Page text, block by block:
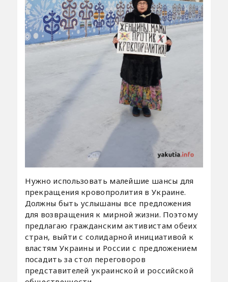
Нужно использовать малейшие шансы для
прекращения кровопролития в Украине.
Должны быть услышаны все предложения
для возвращения к мирной жизни. Поэтому
предлагаю гражданским активистам обеих
стран, выйти с солидарной инициативой к
властям Украины и России с предложением
посадить за стол переговоров
представителей украинской и российской